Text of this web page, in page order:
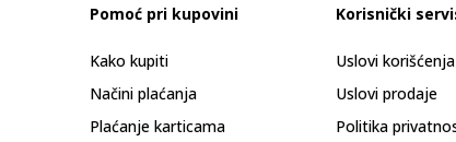
STREETTALK
7.599,00
Pomoć pri kupovini
Kako kupiti
Načini plaćanja
Plaćanje karticama
Korisnički
Uslovi korišćenja
Uslovi prodaje
Politika